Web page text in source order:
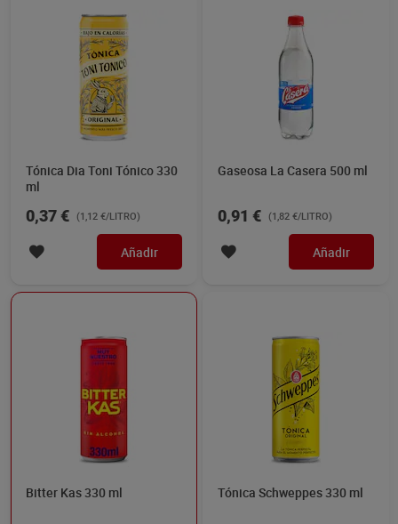
Tónica Dia Toni Tónico 330
ml
0,37 € (1,12 €/LITRO)
Añadir
Gaseosa La Casera 500 ml
0,91 € (1,82 €/LITRO)
Añadir
Bitter Kas 330 ml Tónica Schweppes 330 ml